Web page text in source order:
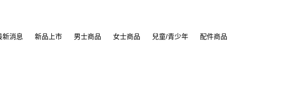
新消息 新品上市 男士商品 女士商品 兒童/青少年 配件商品